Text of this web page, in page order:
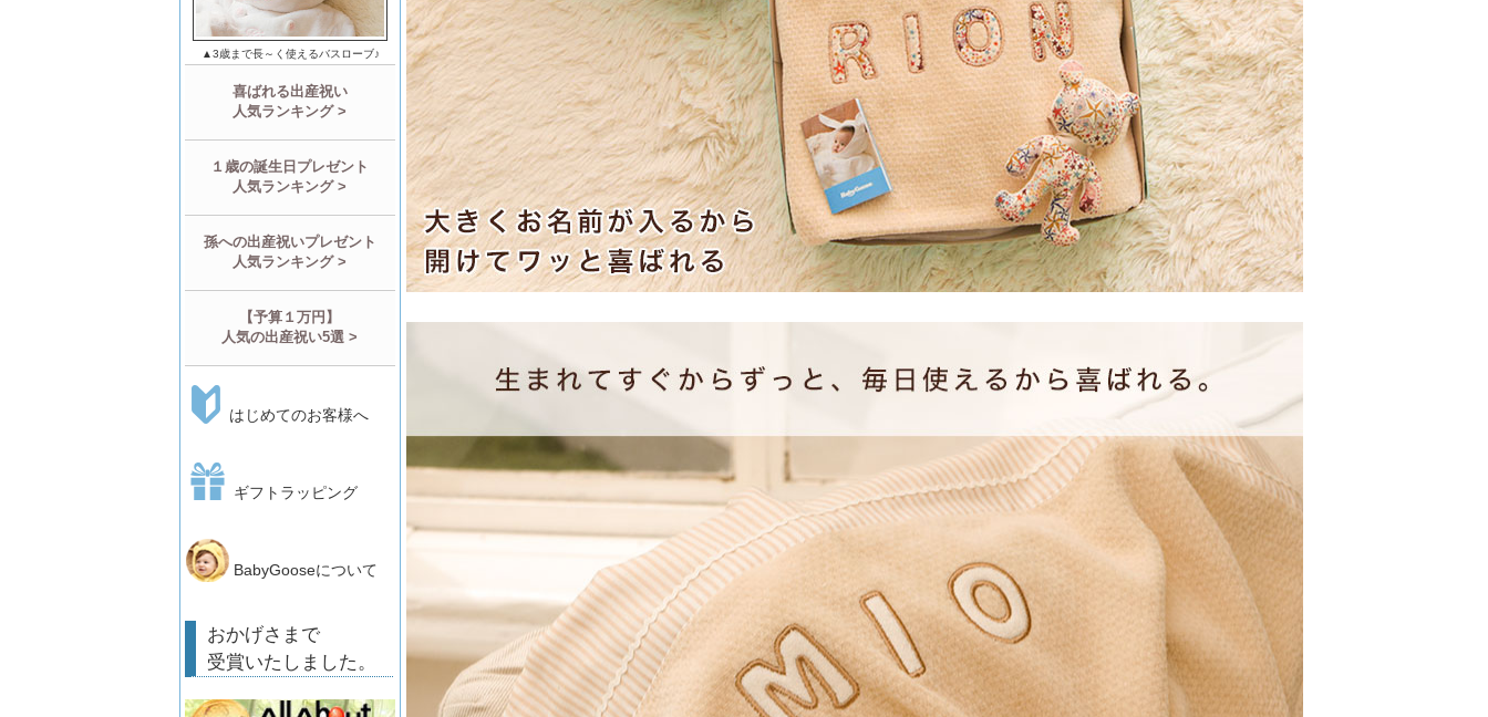
▲3歳まで長～く使えるバスローブ♪
喜ばれる出産祝い
人気ランキング >
１歳の誕生日プレゼント
人気ランキング >
孫への出産祝いプレゼント
人気ランキング >
【予算１万円】
人気の出産祝い5選 >
はじめてのお客様へ
ギフトラッピング
BabyGooseについて
おかげさまで
受賞いたしました。